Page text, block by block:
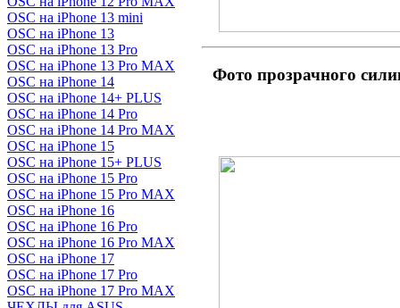
OSC на iPhone 13 mini
OSC на iPhone 13
OSC на iPhone 13 Pro
OSC на iPhone 13 Pro MAX
OSC на iPhone 14
OSC на iPhone 14+ PLUS
OSC на iPhone 14 Pro
OSC на iPhone 14 Pro MAX
OSC на iPhone 15
OSC на iPhone 15+ PLUS
OSC на iPhone 15 Pro
OSC на iPhone 15 Pro MAX
OSC на iPhone 16
OSC на iPhone 16 Pro
OSC на iPhone 16 Pro MAX
OSC на iPhone 17
OSC на iPhone 17 Pro
OSC на iPhone 17 Pro MAX
Фото прозрачного